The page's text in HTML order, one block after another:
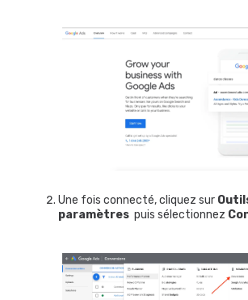
Une fois connecté, cliquez sur
paramètres puis sélectionnez